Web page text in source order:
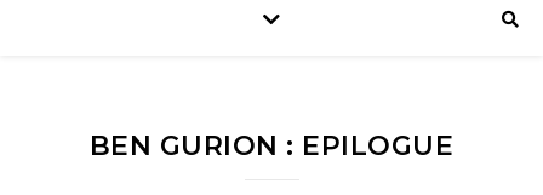
BEN GURION : EPILOGUE